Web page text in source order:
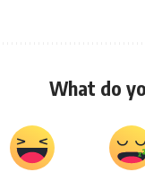
What do